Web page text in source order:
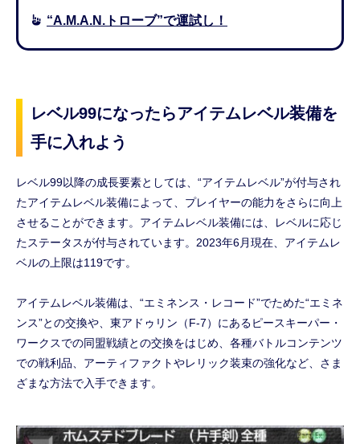
“A.M.A.N.トローブ”で運試し！
レベル99になったらアイテムレベル装備を
手に入れよう
レベル99以降の成長要素としては、“アイテムレベル”が付与され
たアイテムレベル装備によって、プレイヤーの能力をさらに向上
させることができます。アイテムレベル装備には、レベルに応じ
たステータスが付与されています。2023年6月現在、アイテムレ
ベルの上限は119です。
アイテムレベル装備は、“エミネンス・レコード”でためた“エミネ
ンス”との交換や、東アドゥリン（F-7）にあるピースキーパー・
ワークスでの同盟戦績との交換をはじめ、各種バトルコンテンツ
での戦利品、アーティファクトやレリック装束の強化など、さま
ざまな方法で入手できます。